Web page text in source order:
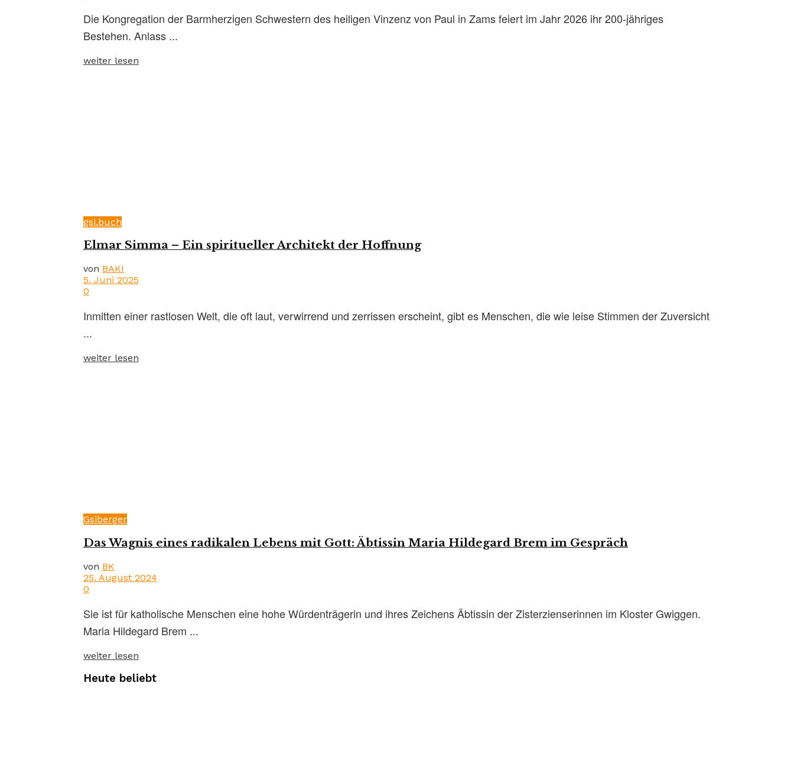
Die Kongregation der Barmherzigen Schwestern des heiligen Vinzenz von Paul in Zams feiert im Jahr 2026 ihr 200-jähriges
Bestehen. Anlass ...
weiter lesen
gsi.buch
Elmar Simma – Ein spiritueller Architekt der Hoffnung
von BAKI
5. Juni 2025
0
Inmitten einer rastlosen Welt, die oft laut, verwirrend und zerrissen erscheint, gibt es Menschen, die wie leise Stimmen der Zuversicht
...
weiter lesen
Gsiberger
Das Wagnis eines radikalen Lebens mit Gott: Äbtissin Maria Hildegard Brem im Gespräch
von BK
25. August 2024
0
Sie ist für katholische Menschen eine hohe Würdenträgerin und ihres Zeichens Äbtissin der Zisterzienserinnen im Kloster Gwiggen.
Maria Hildegard Brem ...
weiter lesen
Heute beliebt